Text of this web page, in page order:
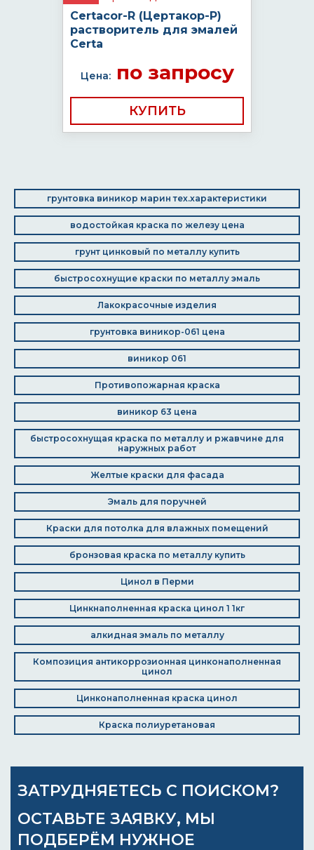
Certacor-R (Цертакор-Р)
растворитель для эмалей
Certa
Цена:по запросу
КУПИТЬ
грунтовка виникор марин тех.характеристики
водостойкая краска по железу цена
грунт цинковый по металлу купить
быстросохнущие краски по металлу эмаль
Лакокрасочные изделия
грунтовка виникор-061 цена
виникор 061
Противопожарная краска
виникор 63 цена
быстросохнущая краска по металлу и ржавчине для
наружных работ
Желтые краски для фасада
Эмаль для поручней
Краски для потолка для влажных помещений
бронзовая краска по металлу купить
Цинол в Перми
Цинкнаполненная краска цинол 1 1кг
алкидная эмаль по металлу
Композиция антикоррозионная цинконаполненная
цинол
Цинконаполненная краска цинол
Краска полиуретановая
ЗАТРУДНЯЕТЕСЬ С ПОИСКОМ?
ОСТАВЬТЕ ЗАЯВКУ, МЫ
ПОДБЕРЁМ НУЖНОЕ